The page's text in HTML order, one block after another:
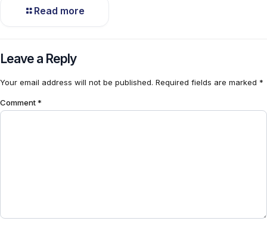
Read more
Leave a Reply
Your email address will not be published. Required fields are marked *
Comment*